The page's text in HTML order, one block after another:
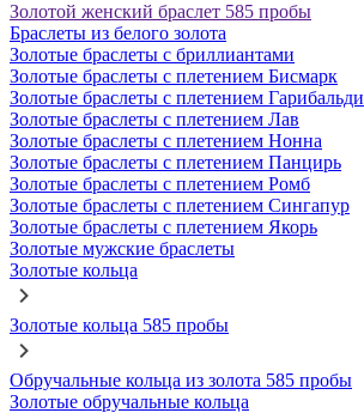
Золотой женский браслет 585 пробы
Браслеты из белого золота
Золотые браслеты с бриллиантами
Золотые браслеты с плетением Бисмарк
Золотые браслеты с плетением Гарибальди
Золотые браслеты с плетением Лав
Золотые браслеты с плетением Нонна
Золотые браслеты с плетением Панцирь
Золотые браслеты с плетением Ромб
Золотые браслеты с плетением Сингапур
Золотые браслеты с плетением Якорь
Золотые мужские браслеты
Золотые кольца
Золотые кольца 585 пробы
Обручальные кольца из золота 585 пробы
Золотые обручальные кольца